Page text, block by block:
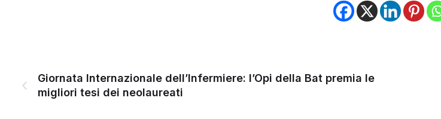
Giornata Internazionale dell’Infermiere: l’Opi della Bat premia le
migliori tesi dei neolaureati